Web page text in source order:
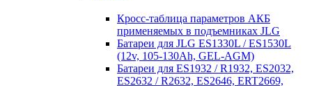
Кросc-таблица параметров АКБ
применяемых в подъемниках JLG
Батареи для JLG ES1330L / ES1530L
(12v, 105-130Ah, GEL-AGM)
Батареи для ES1932 / R1932, ES2032,
ES2632 / R2632, ES2646, ERT2669,